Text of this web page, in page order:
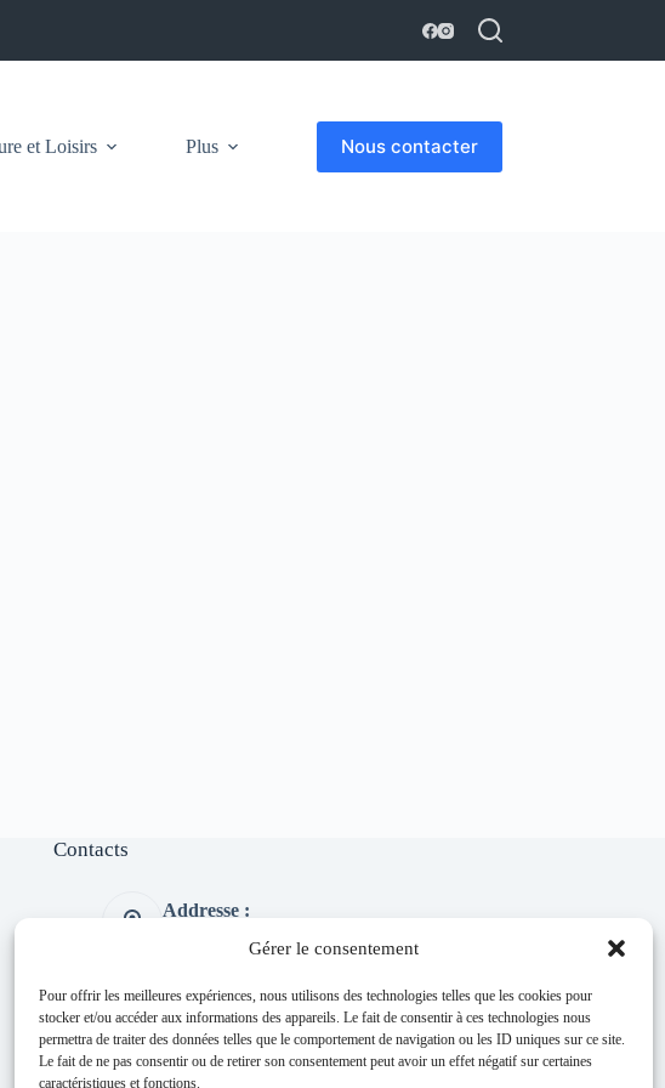
Gérer le consentement
Pour offrir les meilleures expériences, nous utilisons des technologies telles que les cookies pour
stocker et/ou accéder aux informations des appareils. Le fait de consentir à ces technologies nous
permettra de traiter des données telles que le comportement de navigation ou les ID uniques sur ce site.
Le fait de ne pas consentir ou de retirer son consentement peut avoir un effet négatif sur certaines
caractéristiques et fonctions.
et Loisirs Plus Nous contacter
Contacts
Addresse :
04 73 97 91 58
E-mail :
mairie@thuret.fr
Permanences :